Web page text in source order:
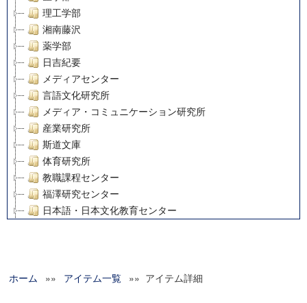
理工学部
湘南藤沢
薬学部
日吉紀要
メディアセンター
言語文化研究所
メディア・コミュニケーション研究所
産業研究所
斯道文庫
体育研究所
教職課程センター
福澤研究センター
日本語・日本文化教育センター
グローバルリサーチインスティテュート
ホーム »» アイテム一覧 »» アイテム詳細